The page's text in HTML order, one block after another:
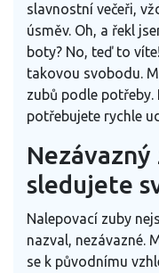
slavnostní večeři,
úsměv. Oh, a řekl
boty? No, teď to
takovou svobodu.
zubů podle
potřebujete rychle
sledujete
Nalepovací zuby
nazval, nezávazné.
se k původnímu